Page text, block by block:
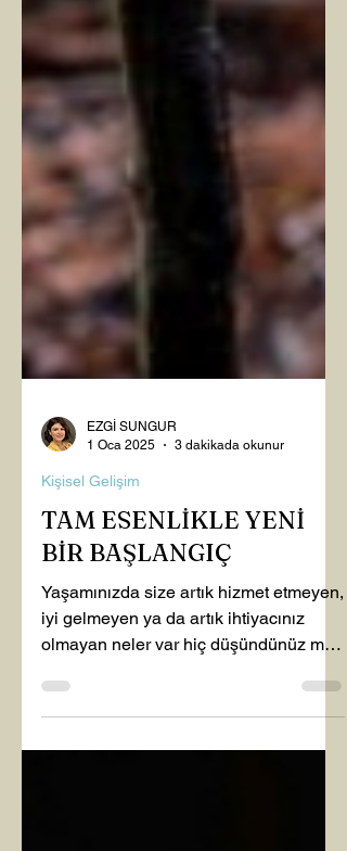
EZGİ SUNGUR
TAM ESENLİKLE YENİ
BİR BAŞLANGIÇ
Yaşamınızda size artık hizmet etmeyen,
iyi gelmeyen ya da artık ihtiyacınız